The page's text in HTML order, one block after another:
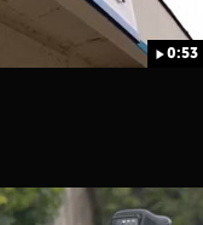
0:53